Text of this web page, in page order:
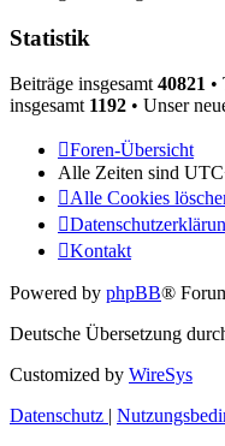
Statistik
Beiträge insgesamt40821 •
insgesamt 1192 • Unser
Foren-Übersicht
Alle Zeiten sind
Alle Cookies
Kontakt
Powered by phpBB®
Deutsche Übersetzung
Customized by WireSys
Datenschutz |